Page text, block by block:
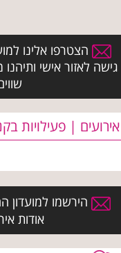
הצטרפו אלינו
גישה לאזור אישי
אירועים | פעילויות
הירשמו למועדון
אודות